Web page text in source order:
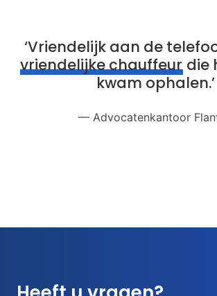
‘Vriendelijk aan de
vriendelijke chauffeurdie
kwam ophalen.’
— Advocatenkantoor